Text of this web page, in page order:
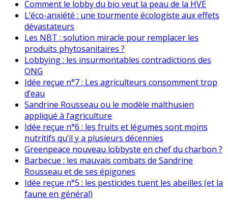
Comment le lobby du bio veut la peau de la HVE
L’éco-anxiété : une tourmente écologiste aux effets
dévastateurs
Les NBT : solution miracle pour remplacer les
produits phytosanitaires ?
Lobbying : les insurmontables contradictions des
ONG
Idée reçue n°7 : Les agriculteurs consomment trop
d’eau
Sandrine Rousseau ou le modèle malthusien
appliqué à l’agriculture
Idée reçue n°6 : les fruits et légumes sont moins
nutritifs qu’il y a plusieurs décennies
Greenpeace nouveau lobbyste en chef du charbon ?
Barbecue : les mauvais combats de Sandrine
Rousseau et de ses épigones
Idée reçue n°5 : les pesticides tuent les abeilles (et la
faune en général)